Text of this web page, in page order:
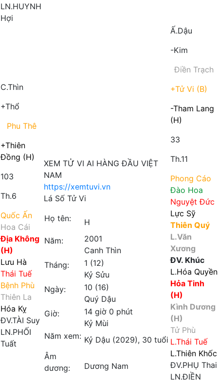
LN.HUYNH
Hợi
C.Thìn
+Thổ
Phu Thê
+Thiên
Đồng (H)
103
Th.6
Quốc Ấn
Hoa Cái
Địa Không
(H)
Lưu Hà
Thái Tuế
Bệnh Phù
Thiên La
Hóa Kỵ
ĐV.TÀI Suy
LN.PHỐI
Tuất
XEM TỬ VI AI HÀNG ĐẦU VIỆT
NAM
https://xemtuvi.vn
Lá Số Tử Vi
Họ tên:
H
Năm:
2001
Canh Thìn
Tháng:
1 (12)
Kỷ Sửu
Ngày:
10 (16)
Quý Dậu
Giờ:
14 giờ 0 phút
Kỷ Mùi
Năm xem: Kỷ Dậu (2029), 30 tuổi
Âm
dương:
Dương Nam
Ấ.Dậu
-Kim
Điền Trạch
+Tử Vi (B)
-Tham Lang
(H)
33
Th.11
Phong Cáo
Đào Hoa
Nguyệt Đức
Lực Sỹ
Thiên Quý
L.Văn
Xương
ĐV. Khúc
L.Hóa Quyền
Hỏa Tinh
(H)
Kình Dương
(H)
Tử Phù
L.Thái Tuế
L.Thiên Khốc
ĐV.PHỤ Thai
LN.ĐIỀN